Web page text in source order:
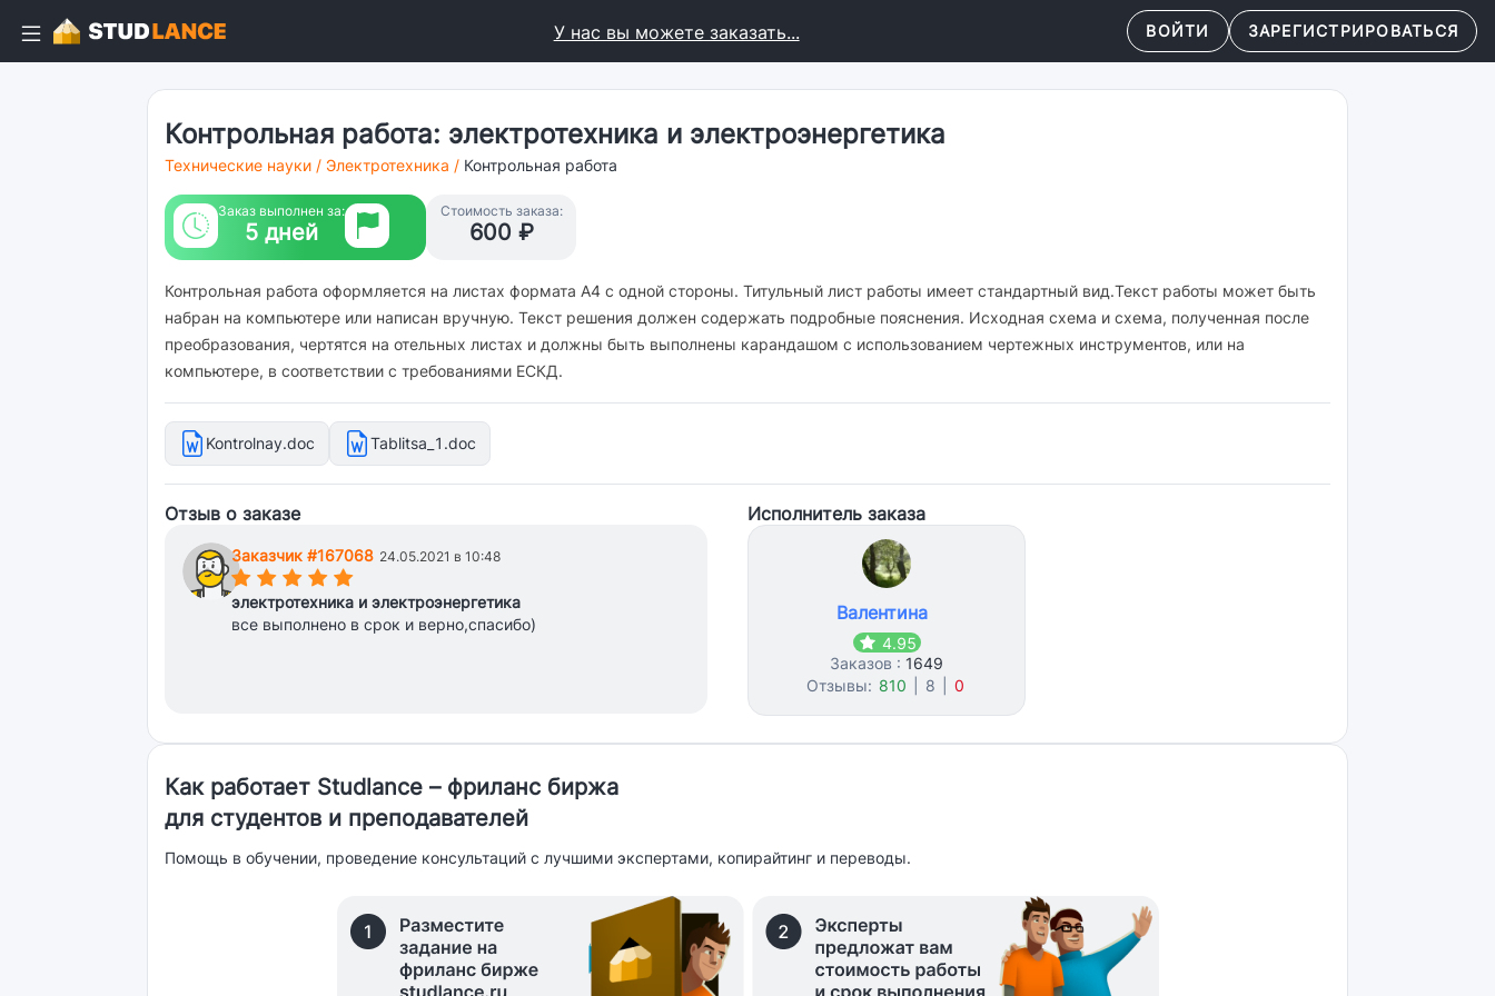
У нас вы можете заказать... ВОЙТИ ЗАРЕГИСТРИРОВАТЬСЯ
Контрольная работа: электротехника и электроэнергетика
Технические науки / Электротехника / Контрольная работа
Заказ выполнен за:
5 дней
Стоимость заказа:
600 ₽
Контрольная работа оформляется на листах формата А4 с одной стороны. Титульный лист работы имеет стандартный вид.Текст работы может быть
набран на компьютере или написан вручную. Текст решения должен содержать подробные пояснения. Исходная схема и схема, полученная после
преобразования, чертятся на отельных листах и должны быть выполнены карандашом с использованием чертежных инструментов, или на
компьютере, в соответствии с требованиями ЕСКД.
Kontrolnay.doc Tablitsa_1.doc
Отзыв о заказе
Заказчик #167068 24.05.2021 в 10:48
(*)(*)(*)(*)(*)
электротехника и электроэнергетика
все выполнено в срок и верно,спасибо)
Исполнитель заказа
Валентина
4.95
Заказов : 1649
Отзывы: 810 8 0
Как работает Studlance – фриланс биржа
для студентов и преподавателей
Помощь в обучении, проведение консультаций с лучшими экспертами, копирайтинг и переводы.